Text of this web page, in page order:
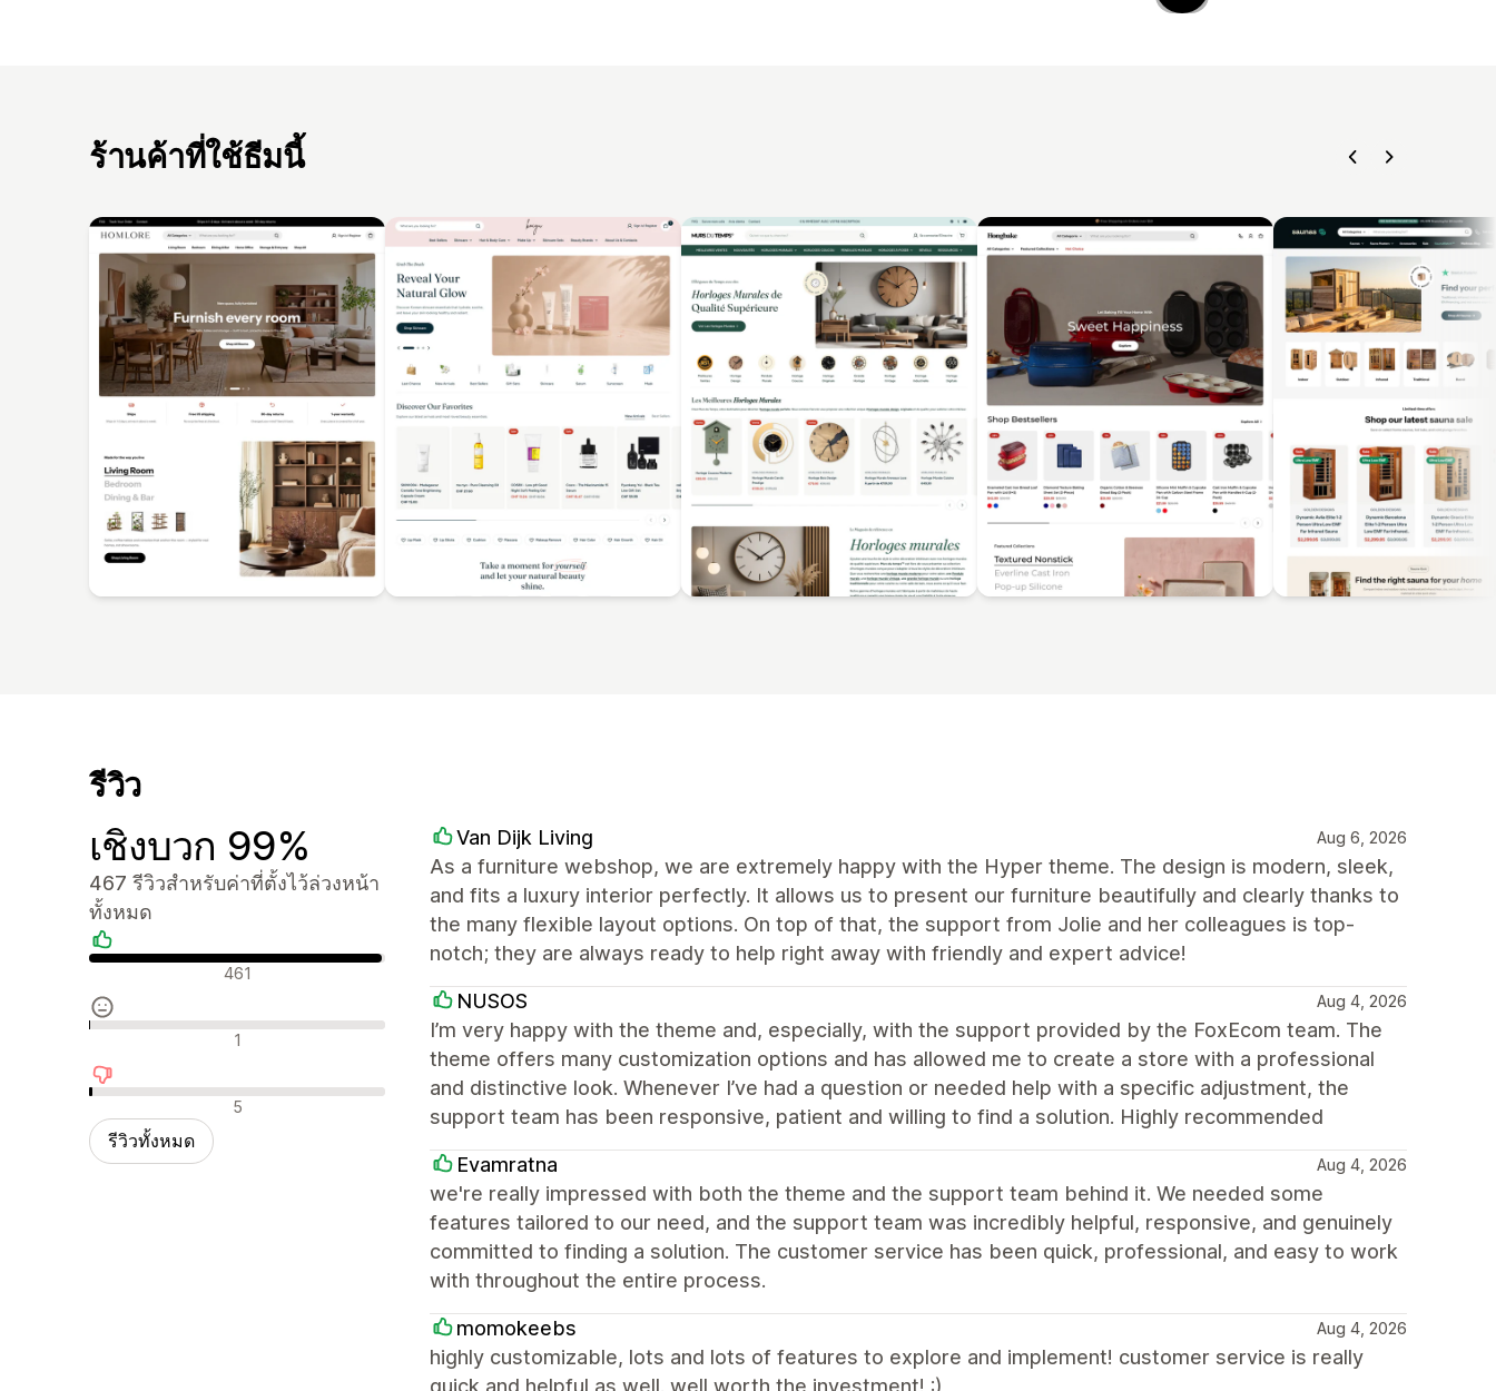
ร้านค้าที่ใช้ธีมนี้
รีวิว
เชิงบวก 99%
467 รีวิวสำหรับค่าที่ตั้งไว้ล่วงหน้า
ทั้งหมด
รีวิวเชิงบวก 461
รีวิวที่เป็นกลาง 1
รีวิวเชิงลบ 5
รีวิวทั้งหมด
Van Dijk Living Aug 6, 2026
As a furniture webshop, we are extremely happy with the Hyper theme. The design is modern, sleek,
and fits a luxury interior perfectly. It allows us to present our furniture beautifully and clearly thanks to
the many flexible layout options. On top of that, the support from Jolie and her colleagues is top-
notch; they are always ready to help right away with friendly and expert advice!
NUSOS Aug 4, 2026
I’m very happy with the theme and, especially, with the support provided by the FoxEcom team. The
theme offers many customization options and has allowed me to create a store with a professional
and distinctive look. Whenever I’ve had a question or needed help with a specific adjustment, the
support team has been responsive, patient and willing to find a solution. Highly recommended
Evamratna Aug 4, 2026
we're really impressed with both the theme and the support team behind it. We needed some
features tailored to our need, and the support team was incredibly helpful, responsive, and genuinely
committed to finding a solution. The customer service has been quick, professional, and easy to work
with throughout the entire process.
momokeebs Aug 4, 2026
highly customizable, lots and lots of features to explore and implement! customer service is really
quick and helpful as well. well worth the investment! :)